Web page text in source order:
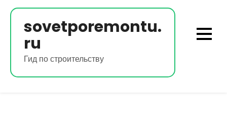
Перейти
содержимомуsovetporemontu.
ru
Гид по строительству